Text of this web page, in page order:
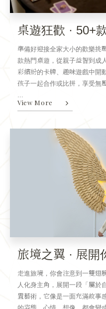
桌遊狂歡 · 50+
準備好迎接全家大小的歡樂挑
款熱門桌遊，從親子益智到成
彩繽紛的卡牌、趣味遊戲中開
孩子一起合作或比拼，享受無
...
View More
旅境之翼 · 展開
走進旅境，你會注意到一雙翅
人化身主角，展開一段「屬於
置藝術，它像是一面充滿故